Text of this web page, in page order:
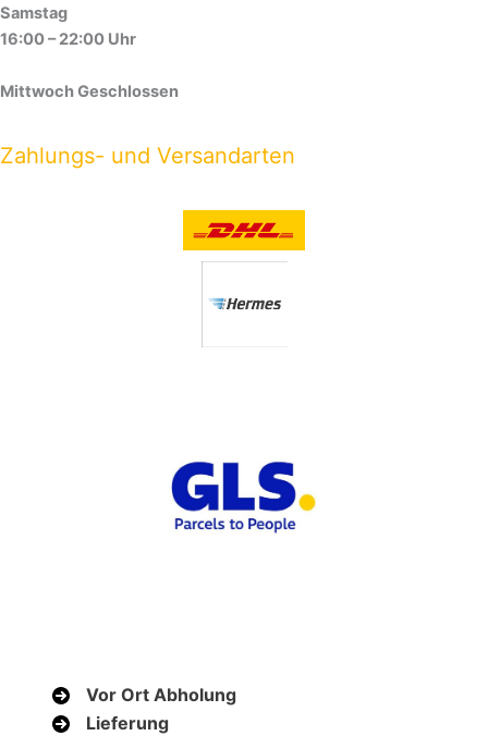
Samstag
16:00 – 22:00 Uhr
Mittwoch Geschlossen
Zahlungs- und Versandarten
Vor Ort Abholung
Lieferung